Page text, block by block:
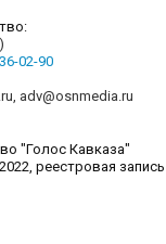
02-90
, adv@osnmedia.ru
"Голос Кавказа"
реестровая запись